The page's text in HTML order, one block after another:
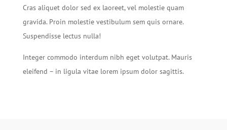
Cras aliquet dolor sed ex laoreet, vel molestie quam
gravida. Proin molestie vestibulum sem quis ornare.
Suspendisse lectus nulla!
Integer commodo interdum nibh eget volutpat. Mauris
eleifend – in ligula vitae lorem ipsum dolor sagittis.